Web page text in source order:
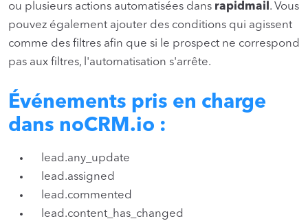
ou plusieurs actions automatisées dans rapidmail. Vous
pouvez également ajouter des conditions qui agissent
comme des filtres afin que si le prospect ne correspond
pas aux filtres, l'automatisation s'arrête.
Événements pris en charge
dans noCRM.io :
lead.any_update
lead.assigned
lead.commented
lead.content_has_changed